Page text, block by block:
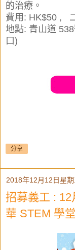
的治療。
費用 : HK$50 ,
地點: 青山道
口)
分享
2018年12月12日星期
招募義工 :
華 STEM 學